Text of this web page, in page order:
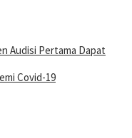
Audisi Pertama Dapat
Covid-19